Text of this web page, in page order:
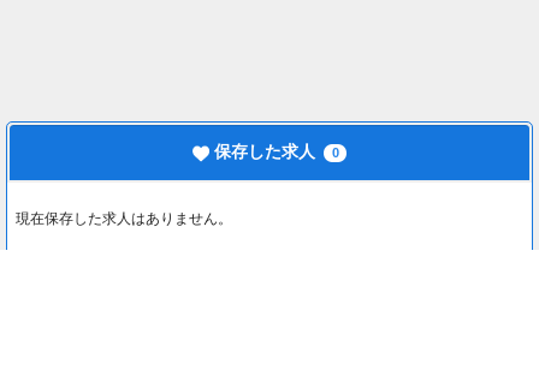
保存した求人 0
現在保存した求人はありません。